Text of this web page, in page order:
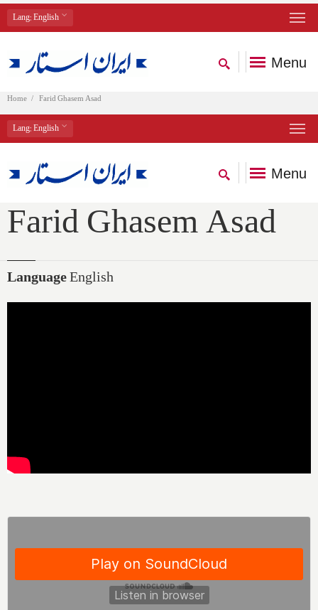
Lang: English
Menu
Home Farid Ghasem Asad
Lang: English
Menu
Farid Ghasem Asad
LanguageEnglish